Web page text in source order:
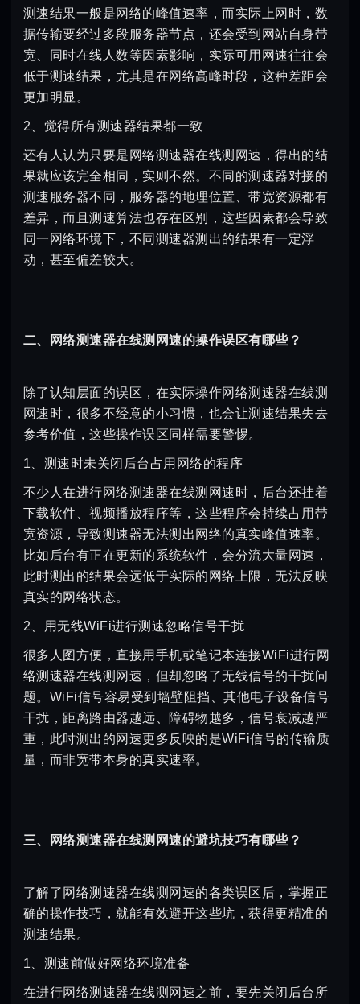
测速结果一般是网络的峰值速率，而实际上网时，数
据传输要经过多段服务器节点，还会受到网站自身带
宽、同时在线人数等因素影响，实际可用网速往往会
低于测速结果，尤其是在网络高峰时段，这种差距会
更加明显。
2、觉得所有测速器结果都一致
还有人认为只要是网络测速器在线测网速，得出的结
果就应该完全相同，实则不然。不同的测速器对接的
测速服务器不同，服务器的地理位置、带宽资源都有
差异，而且测速算法也存在区别，这些因素都会导致
同一网络环境下，不同测速器测出的结果有一定浮
动，甚至偏差较大。
二、网络测速器在线测网速的操作误区有哪些？
除了认知层面的误区，在实际操作网络测速器在线测
网速时，很多不经意的小习惯，也会让测速结果失去
参考价值，这些操作误区同样需要警惕。
1、测速时未关闭后台占用网络的程序
不少人在进行网络测速器在线测网速时，后台还挂着
下载软件、视频播放程序等，这些程序会持续占用带
宽资源，导致测速器无法测出网络的真实峰值速率。
比如后台有正在更新的系统软件，会分流大量网速，
此时测出的结果会远低于实际的网络上限，无法反映
真实的网络状态。
2、用无线WiFi进行测速忽略信号干扰
很多人图方便，直接用手机或笔记本连接WiFi进行网
络测速器在线测网速，但却忽略了无线信号的干扰问
题。WiFi信号容易受到墙壁阻挡、其他电子设备信号
干扰，距离路由器越远、障碍物越多，信号衰减越严
重，此时测出的网速更多反映的是WiFi信号的传输质
量，而非宽带本身的真实速率。
三、网络测速器在线测网速的避坑技巧有哪些？
了解了网络测速器在线测网速的各类误区后，掌握正
确的操作技巧，就能有效避开这些坑，获得更精准的
测速结果。
1、测速前做好网络环境准备
在进行网络测速器在线测网速之前，要先关闭后台所